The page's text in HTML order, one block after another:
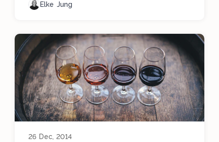
Elke Jung
26 Dec, 2014